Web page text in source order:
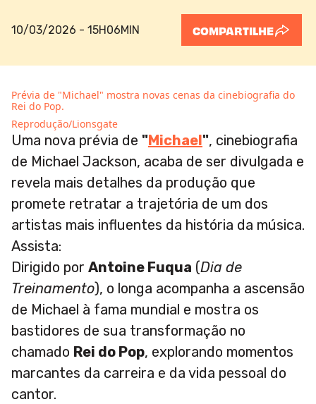
10/03/2026 - 15H06MIN COMPARTILHE
Prévia de "Michael" mostra novas cenas da cinebiografia do
Rei do Pop.
Reprodução/Lionsgate
Uma nova prévia de "Michael", cinebiografia
de Michael Jackson, acaba de ser divulgada e
revela mais detalhes da produção que
promete retratar a trajetória de um dos
artistas mais influentes da história da música.
Assista:
Dirigido por Antoine Fuqua (Dia de
Treinamento), o longa acompanha a ascensão
de Michael à fama mundial e mostra os
bastidores de sua transformação no
chamado Rei do Pop, explorando momentos
marcantes da carreira e da vida pessoal do
cantor.